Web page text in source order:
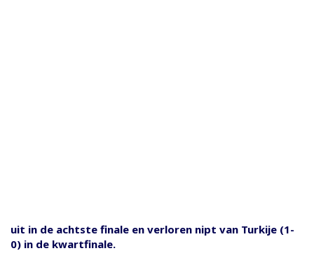
uit in de achtste finale en verloren nipt van Turkije (1-
0) in de kwartfinale.